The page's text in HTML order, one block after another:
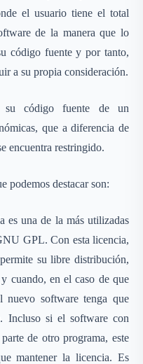
el usuario tiene el total
de la manera que lo
código fuente y por tanto,
a su propia consideración.
código fuente de un
que a diferencia de
encuentra restringido.
podemos destacar son:
es una de la más utilizadas
GPL. Con esta licencia,
su libre distribución,
cuando, en el caso de que
software tenga que
Incluso si el software con
de otro programa, este
mantener la licencia. Es